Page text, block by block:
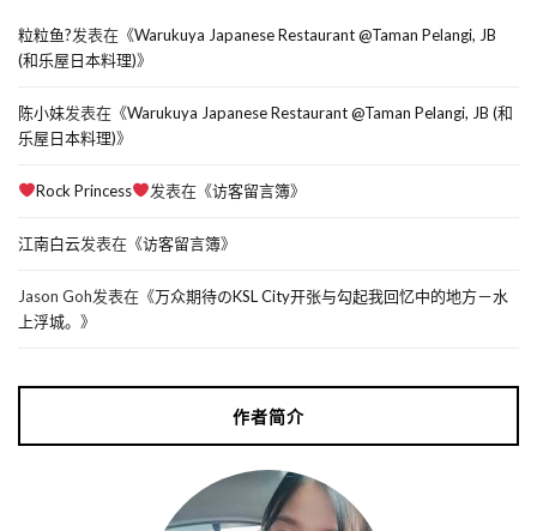
粒粒鱼?发表在《Warukuya Japanese Restaurant @Taman Pelangi, JB
(和乐屋日本料理)》
陈小妹发表在《Warukuya Japanese Restaurant @Taman Pelangi, JB (和
乐屋日本料理)》
Rock Princess 发表在《访客留言簿》
江南白云发表在《访客留言簿》
Jason Goh发表在《万众期待のKSL City开张与勾起我回忆中的地方－水
上浮城。 》
作者简介